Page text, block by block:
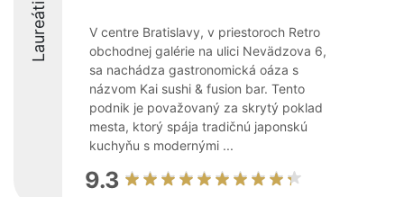
Laureáti
V centre Bratislavy, v priestoroch Retro
obchodnej galérie na ulici Nevädzova 6,
sa nachádza gastronomická oáza s
názvom Kai sushi & fusion bar. Tento
podnik je považovaný za skrytý poklad
mesta, ktorý spája tradičnú japonskú
kuchyňu s modernými ...
9.3